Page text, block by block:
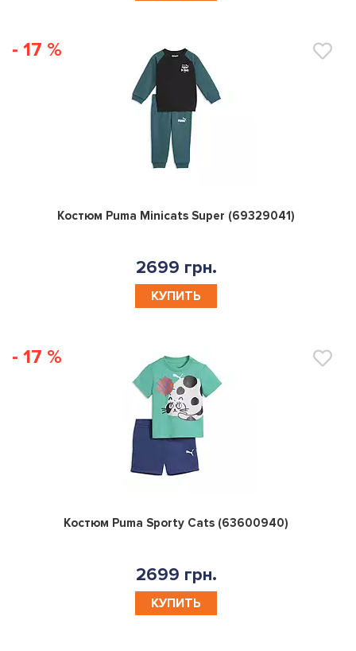
- 17 %
0
Костюм Puma Minicats Super (69329041)
2699 грн.
КУПИТЬ
- 17 %
0
Костюм Puma Sporty Cats (63600940)
2699 грн.
КУПИТЬ